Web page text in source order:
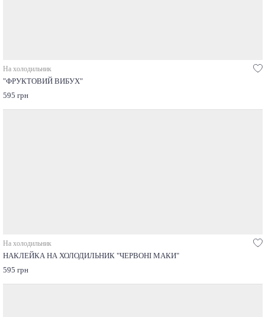
На холодильник
"ФРУКТОВИЙ ВИБУХ"
595 грн
На холодильник
НАКЛЕЙКА НА ХОЛОДИЛЬНИК "ЧЕРВОНІ МАКИ"
595 грн